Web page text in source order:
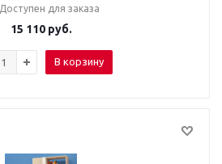
Доступен для заказа
15 110руб.
В корзину